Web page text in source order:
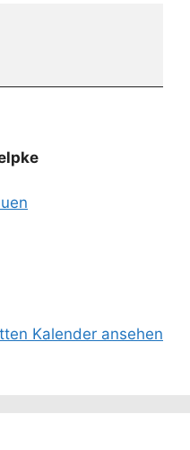
Kalender ansehen